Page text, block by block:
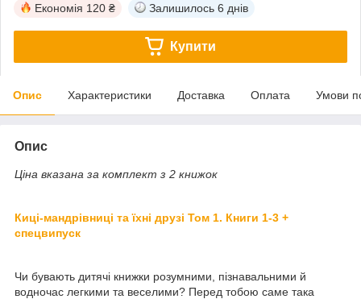
Економія 120 ₴ Залишилось 6 днів
Купити
Опис Характеристики Доставка Оплата Умови
Опис
Ціна вказана за комплект з 2 книжок
Киці-мандрівниці та їхні друзі Том 1. Книги 1-3 +
спецвипуск
Чи бувають дитячі книжки розумними, пізнавальними й
водночас легкими та веселими? Перед тобою саме така